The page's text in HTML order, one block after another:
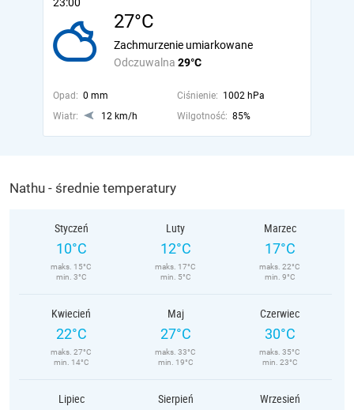
27°C
Odczuwalna 29°C
Zachmurzenie umiarkowane
Opad: 0 mm Ciśnienie: 1002 hPa
Wiatr:
12 km/h Wilgotność: 85%
Nathu - średnie temperatury
Styczeń
10°C
maks. 15°C
min. 3°C
Luty
12°C
maks. 17°C
min. 5°C
Marzec
17°C
maks. 22°C
min. 9°C
Kwiecień
22°C
maks. 27°C
min. 14°C
Maj
27°C
maks. 33°C
min. 19°C
Czerwiec
30°C
maks. 35°C
min. 23°C
Lipiec Sierpień Wrzesień